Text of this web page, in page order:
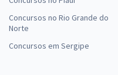
Concursos no Rio Grande do
Norte
Concursos em Sergipe